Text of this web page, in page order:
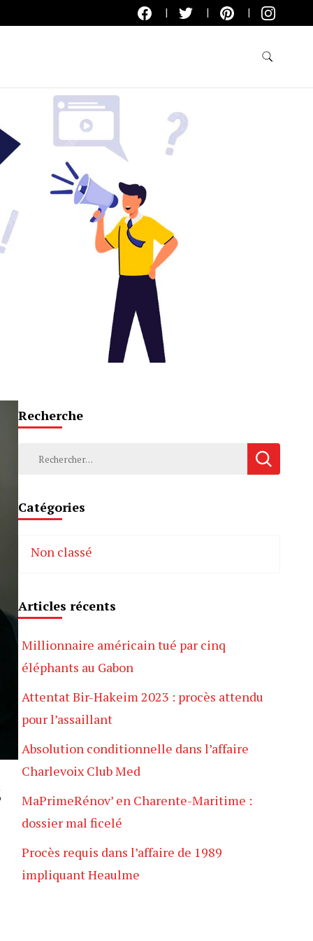
Recherche
Rechercher :
Catégories
Non classé
Articles récents
Millionnaire américain tué par cinq
éléphants au Gabon
Attentat Bir-Hakeim 2023 : procès attendu
pour l’assaillant
Absolution conditionnelle dans l’affaire
Charlevoix Club Med
MaPrimeRénov’ en Charente-Maritime :
dossier mal ficelé
Procès requis dans l’affaire de 1989
impliquant Heaulme